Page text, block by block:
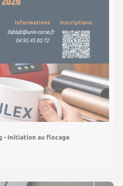
- Initiation au flocage